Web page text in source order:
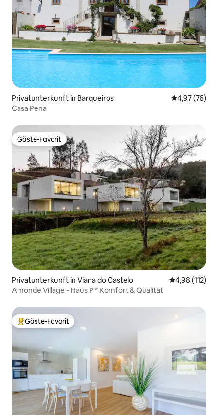
Privatunterkunft in Barqueiros
4,97 (76)
Casa Pena
Gäste-Favorit
Gäste-Favorit
Privatunterkunft in Viana do Castelo
4,98 (112)
Amonde Village - Haus P * Komfort & Qualität
Beliebter Gäste-Favorit.
Gäste-Favorit